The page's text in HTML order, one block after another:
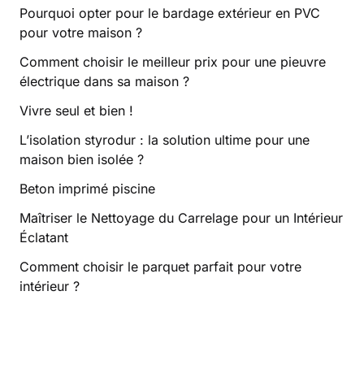
Pourquoi opter pour le bardage extérieur en PVC
pour votre maison ?
Comment choisir le meilleur prix pour une pieuvre
électrique dans sa maison ?
Vivre seul et bien !
L’isolation styrodur : la solution ultime pour une
maison bien isolée ?
Beton imprimé piscine
Maîtriser le Nettoyage du Carrelage pour un Intérieur
Éclatant
Comment choisir le parquet parfait pour votre
intérieur ?